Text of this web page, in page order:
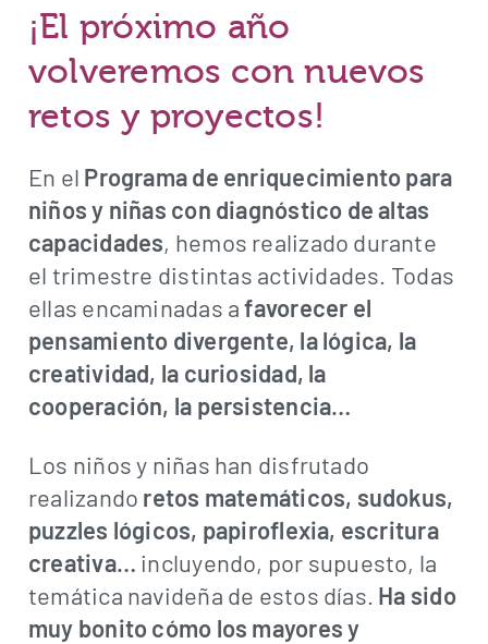
¡El próximo año
volveremos con nuevos
retos y proyectos!
En el Programa de enriquecimiento para
niños y niñas con diagnóstico de altas
capacidades, hemos realizado durante
el trimestre distintas actividades. Todas
ellas encaminadas afavorecer el
pensamiento divergente, la lógica, la
creatividad, la curiosidad, la
cooperación, la persistencia…
Los niños y niñas han disfrutado
realizando retos matemáticos, sudokus,
puzzles lógicos, papiroflexia, escritura
creativa… incluyendo, por supuesto, la
temática navideña de estos días. Ha sido
muy bonito cómo los mayores y